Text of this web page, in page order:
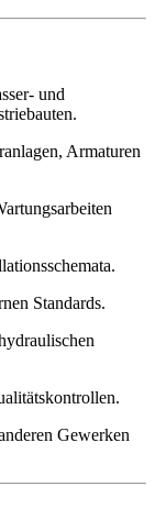
und
Armaturen
Standards.
Gewerken